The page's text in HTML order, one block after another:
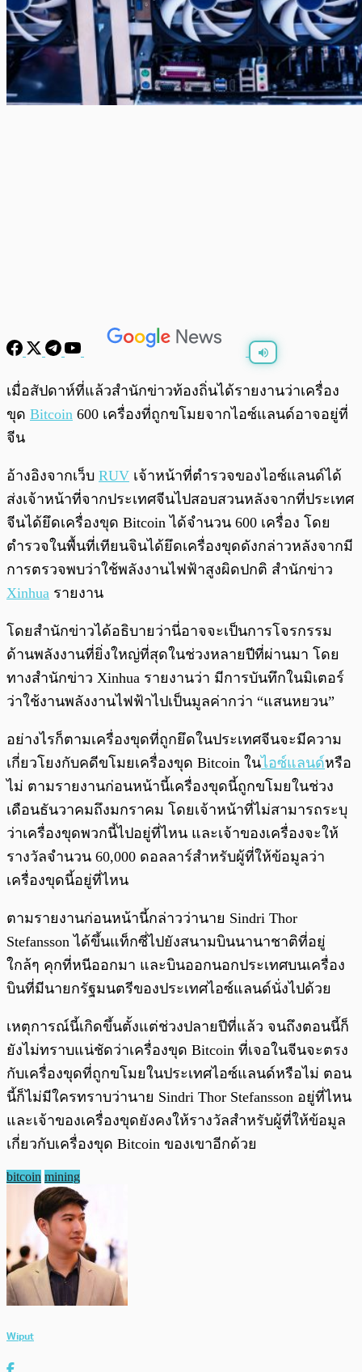
พร้อมเล่น 0:00 0:00
เมื่อสัปดาห์ที่แล้วสำนักข่าวท้องถิ่นได้รายงานว่าเครื่อง
ขุด Bitcoin 600 เครื่องที่ถูกขโมยจากไอซ์แลนด์อาจอยู่ที่
จีน
อ้างอิงจากเว็บ RUV เจ้าหน้าที่ตำรวจของไอซ์แลนด์ได้
ส่งเจ้าหน้าที่จากประเทศจีนไปสอบสวนหลังจากที่ประเทศ
จีนได้ยึดเครื่องขุด Bitcoin ได้จำนวน 600 เครื่อง โดย
ตำรวจในพื้นที่เทียนจินได้ยึดเครื่องขุดดังกล่าวหลังจากมี
การตรวจพบว่าใช้พลังงานไฟฟ้าสูงผิดปกติ สำนักข่าว
Xinhua รายงาน
โดยสำนักข่าวได้อธิบายว่านี่อาจจะเป็นการโจรกรรม
ด้านพลังงานที่ยิ่งใหญ่ที่สุดในช่วงหลายปีที่ผ่านมา โดย
ทางสำนักข่าว Xinhua รายงานว่า มีการบันทึกในมิเตอร์
ว่าใช้งานพลังงานไฟฟ้าไปเป็นมูลค่ากว่า “แสนหยวน”
อย่างไรก็ตามเครื่องขุดที่ถูกยึดในประเทศจีนจะมีความ
เกี่ยวโยงกับคดีขโมยเครื่องขุด Bitcoin ในไอซ์แลนด์หรือ
ไม่ ตามรายงานก่อนหน้านี้เครื่องขุดนี้ถูกขโมยในช่วง
เดือนธันวาคมถึงมกราคม โดยเจ้าหน้าที่ไม่สามารถระบุ
ว่าเครื่องขุดพวกนี้ไปอยู่ที่ไหน และเจ้าของเครื่องจะให้
รางวัลจำนวน 60,000 ดอลลาร์สำหรับผู้ที่ให้ข้อมูลว่า
เครื่องขุดนี้อยู่ที่ไหน
ตามรายงานก่อนหน้านี้กล่าวว่านาย Sindri Thor
Stefansson ได้ขึ้นแท็กซี่ไปยังสนามบินนานาชาติที่อยู่
ใกล้ๆ คุกที่หนีออกมา และบินออกนอกประเทศบนเครื่อง
บินที่มีนายกรัฐมนตรีของประเทศไอซ์แลนด์นั่งไปด้วย
เหตุการณ์นี้เกิดขึ้นตั้งแต่ช่วงปลายปีที่แล้ว จนถึงตอนนี้ก็
ยังไม่ทราบแน่ชัดว่าเครื่องขุด Bitcoin ที่เจอในจีนจะตรง
กับเครื่องขุดที่ถูกขโมยในประเทศไอซ์แลนด์หรือไม่ ตอน
นี้ก็ไม่มีใครทราบว่านาย Sindri Thor Stefansson อยู่ที่ไหน
และเจ้าของเครื่องขุดยังคงให้รางวัลสำหรับผู้ที่ให้ข้อมูล
เกี่ยวกับเครื่องขุด Bitcoin ของเขาอีกด้วย
bitcoin mining
Wiput